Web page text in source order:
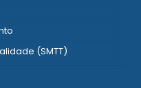
(SMTT)